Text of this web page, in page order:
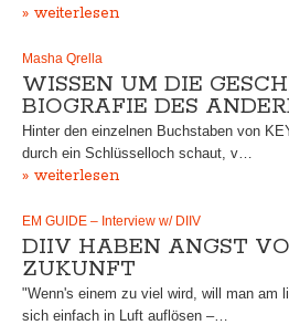
» weiterlesen
Masha Qrella
WISSEN UM DIE
BIOGRAFIE DES
Hinter den einzelnen Buchstaben von
durch ein Schlüsselloch schaut, v…
» weiterlesen
EM GUIDE – Interview w/ DIIV
DIIV HABEN ANGST
ZUKUNFT
"Wenn's einem zu viel wird, will man am
sich einfach in Luft auflösen –…